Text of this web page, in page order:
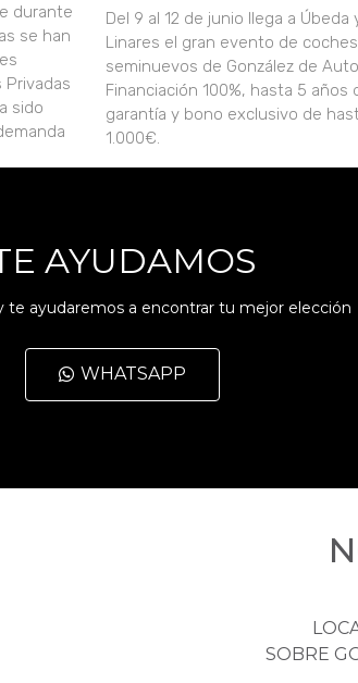
durante
se han
sido
Del 9 al 12 de junio llega a Úbeda
Linares el gran evento de coches
seminuevos de González de
Financiación 100%, hasta 5 años
garantía y bono exclusivo de
1.000€.
AYUDAMOS
te ayudaremos a encontrar tu mejor elección
WHATSAPP
SOBRE